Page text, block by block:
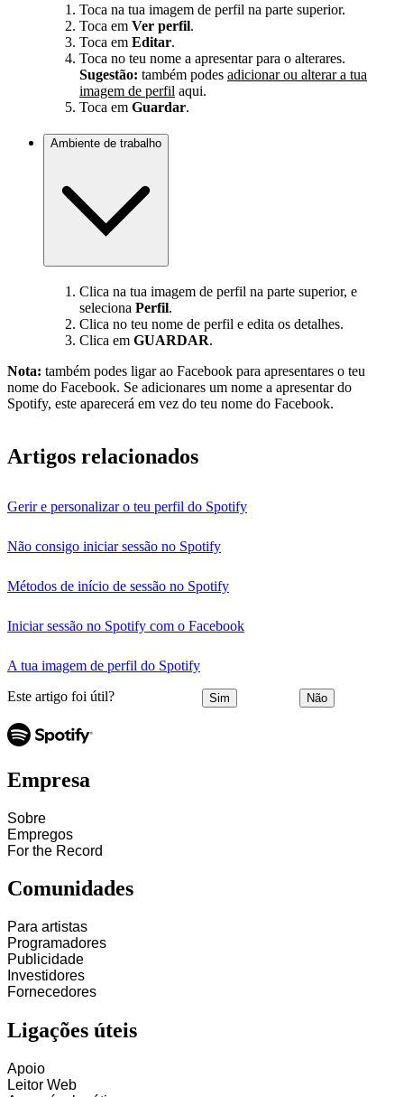
Toca na tua imagem de perfil na parte superior.
Toca em Ver perfil.
Toca em Editar.
Toca no teu nome a apresentar para o alterares.
Sugestão: também podes adicionar ou alterar a tua
imagem de perfil aqui.
Toca em Guardar.
Ambiente de trabalho
Clica na tua imagem de perfil na parte superior, e
seleciona Perfil.
Clica no teu nome de perfil e edita os detalhes.
Clica em GUARDAR.
Nota: também podes ligar ao Facebook para apresentares o teu
nome do Facebook. Se adicionares um nome a apresentar do
Spotify, este aparecerá em vez do teu nome do Facebook.
Artigos relacionados
Gerir e personalizar o teu perfil do Spotify
Não consigo iniciar sessão no Spotify
Métodos de início de sessão no Spotify
Iniciar sessão no Spotify com o Facebook
A tua imagem de perfil do Spotify
Este artigo foi útil? Sim Não
Empresa
Sobre
Empregos
For the Record
Comunidades
Para artistas
Programadores
Publicidade
Investidores
Fornecedores
Ligações úteis
Apoio
Leitor Web